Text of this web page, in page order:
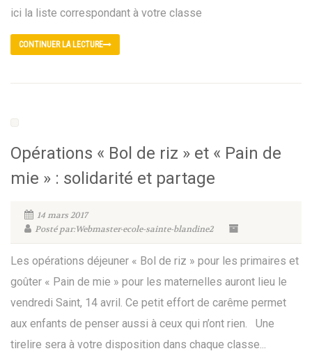
ici la liste correspondant à votre classe
CONTINUER LA LECTURE
Opérations « Bol de riz » et « Pain de
mie » : solidarité et partage
14 mars 2017
Posté par:Webmaster-ecole-sainte-blandine2
Les opérations déjeuner « Bol de riz » pour les primaires et
goûter « Pain de mie » pour les maternelles auront lieu le
vendredi Saint, 14 avril. Ce petit effort de carême permet
aux enfants de penser aussi à ceux qui n’ont rien. Une
tirelire sera à votre disposition dans chaque classe...